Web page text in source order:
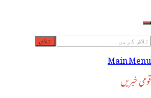
تلاش
کریں
برائے:
Main Menu
قومی خبریں